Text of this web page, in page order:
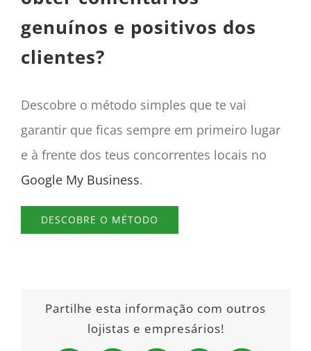
genuínos e positivos dos
clientes?
Descobre o método simples que te vai
garantir que ficas sempre em primeiro lugar
e à frente dos teus concorrentes locais no
Google My Business.
DESCOBRE O MÉTODO
Partilhe esta informação com outros
lojistas e empresários!